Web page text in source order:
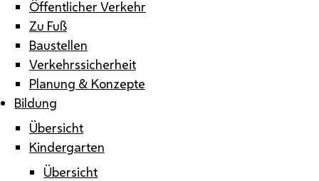
Öffentlicher Verkehr
Zu Fuß
Baustellen
Verkehrssicherheit
Planung & Konzepte
Bildung
Übersicht
Kindergarten
Übersicht